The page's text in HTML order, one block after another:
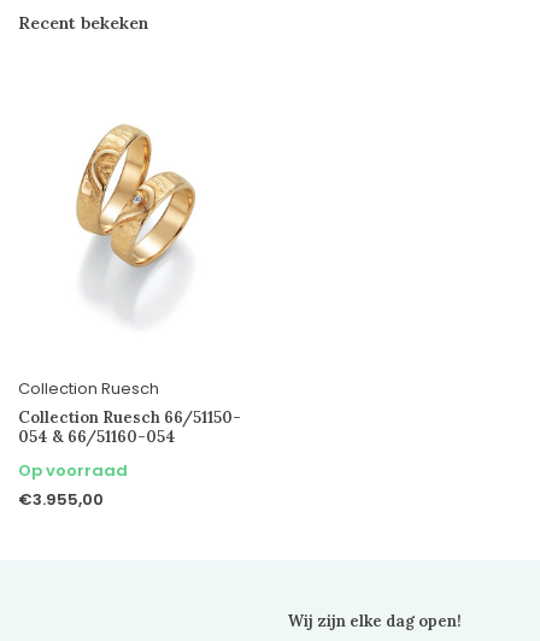
Recent bekeken
Collection Ruesch
Collection Ruesch 66/51150-
054 & 66/51160-054
Op voorraad
€3.955,00
Wij zijn elke dag open!